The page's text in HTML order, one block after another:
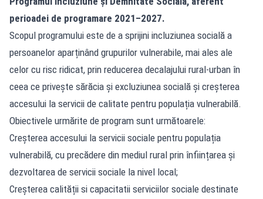
perioadei de programare 2021–2027.
Scopul programului este de a sprijini incluziunea socială a
persoanelor aparținând grupurilor vulnerabile, mai ales ale
celor cu risc ridicat, prin reducerea decalajului rural-urban în
ceea ce privește sărăcia și excluziunea socială și creșterea
accesului la servicii de calitate pentru populația vulnerabilă.
Obiectivele urmărite de program sunt următoarele:
Creșterea accesului la servicii sociale pentru populația
vulnerabilă, cu precădere din mediul rural prin înființarea și
dezvoltarea de servicii sociale la nivel local;
Creșterea calității si capacitatii serviciilor sociale destinate